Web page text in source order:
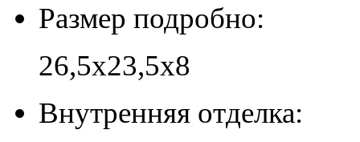
Размер подробно:
26,5х23,5х8
Внутренняя отделка: